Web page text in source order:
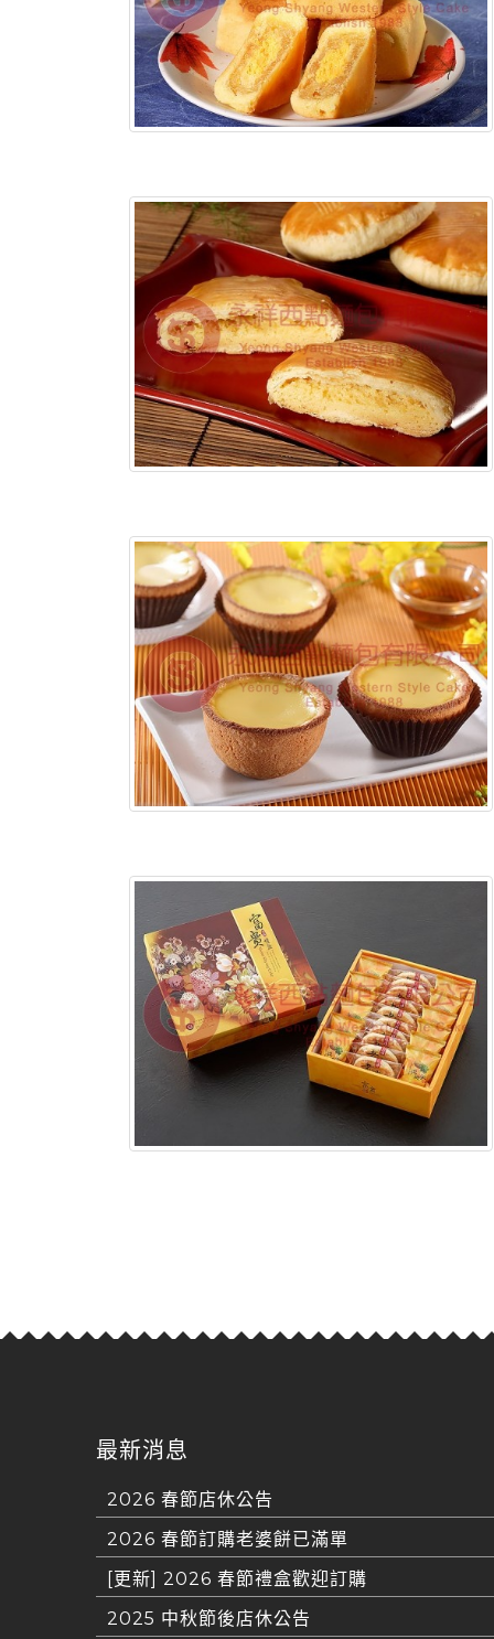
含稅底價:
含稅底價:
含稅底價:
最新消息
2026 春節店休公告
2026 春節訂購老婆餅已滿單
[更新] 2026 春節禮盒歡迎訂購
2025 中秋節後店休公告